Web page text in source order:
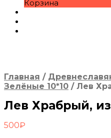
Корзина
Главная /
Зелёные 10*10 /Лев
Лев Храбрый,
500₽